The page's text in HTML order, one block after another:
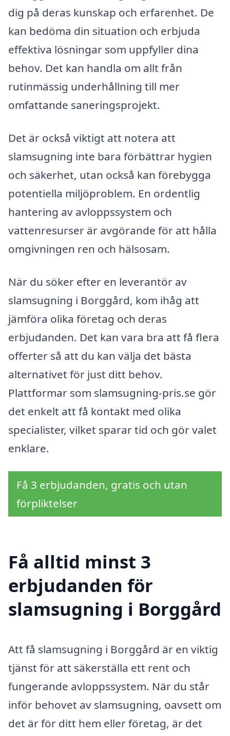
dig på deras kunskap och erfarenhet. De
kan bedöma din situation och erbjuda
effektiva lösningar som uppfyller dina
behov. Det kan handla om allt från
rutinmässig underhållning till mer
omfattande saneringsprojekt.
Det är också viktigt att notera att
slamsugning inte bara förbättrar hygien
och säkerhet, utan också kan förebygga
potentiella miljöproblem. En ordentlig
hantering av avloppssystem och
vattenresurser är avgörande för att hålla
omgivningen ren och hälsosam.
När du söker efter en leverantör av
slamsugning i Borggård, kom ihåg att
jämföra olika företag och deras
erbjudanden. Det kan vara bra att få flera
offerter så att du kan välja det bästa
alternativet för just ditt behov.
Plattformar som slamsugning-pris.se gör
det enkelt att få kontakt med olika
specialister, vilket sparar tid och gör valet
enklare.
Få 3 erbjudanden, gratis och utan
förpliktelser
Få alltid minst 3
erbjudanden för
slamsugning i Borggård
Att få slamsugning i Borggård är en viktig
tjänst för att säkerställa ett rent och
fungerande avloppssystem. När du står
inför behovet av slamsugning, oavsett om
det är för ditt hem eller företag, är det